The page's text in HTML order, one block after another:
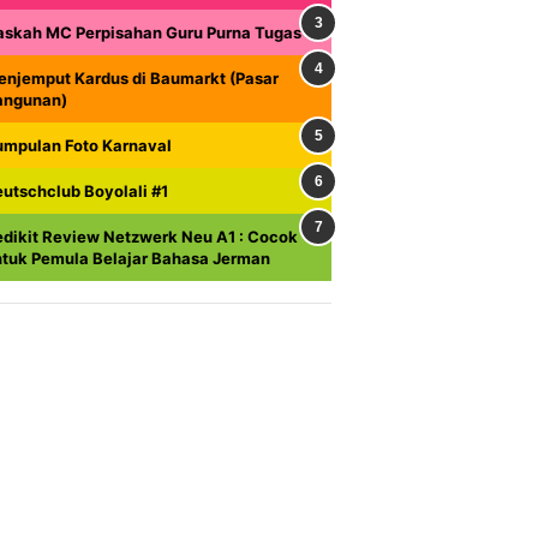
MC Perpisahan Guru Purna Tugas
Kardus di Baumarkt (Pasar
Foto Karnaval
Boyolali #1
Review Netzwerk Neu A1 : Cocok
Pemula Belajar Bahasa Jerman